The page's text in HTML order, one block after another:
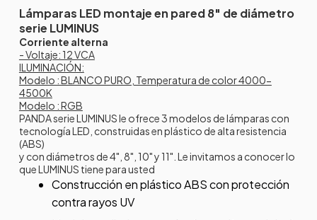
Lámparas LED montaje en pared 8" de diámetro
serie LUMINUS
Corriente alterna
- Voltaje: 12 VCA
ILUMINACIÓN:
Modelo : BLANCO PURO, Temperatura de color 4000-
4500K
Modelo : RGB
PANDA serie LUMINUS le ofrece 3 modelos de lámparas con
tecnología LED, construidas en plástico de alta resistencia
(ABS)
y con diámetros de 4", 8", 10" y 11". Le invitamos a conocer lo
que LUMINUS tiene para usted
Construcción en plástico ABS con protección
contra rayos UV